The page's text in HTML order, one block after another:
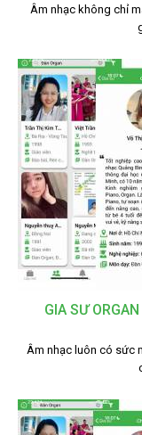
Âm nhạc không chỉ
GIA SƯ
Âm nhạc luôn có sức